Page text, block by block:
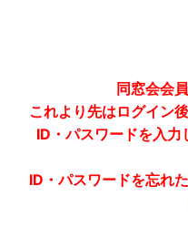
同窓会会
これより先はログイン
ID・パスワードを入力
ID・パスワードを忘れ